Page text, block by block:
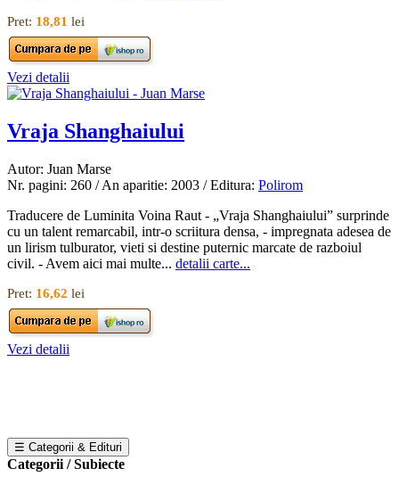
Pret: 18,81 lei
Vezi detalii
Vraja Shanghaiului
Autor: Juan Marse
Nr. pagini: 260 / An aparitie: 2003 / Editura: Polirom
Traducere de Luminita Voina Raut - „Vraja Shanghaiului” surprinde
cu un talent remarcabil, intr-o scriitura densa, - impregnata adesea de
un lirism tulburator, vieti si destine puternic marcate de razboiul
civil. - Avem aici mai multe... detalii carte...
Pret: 16,62 lei
Vezi detalii
☰ Categorii & Edituri
Categorii / Subiecte